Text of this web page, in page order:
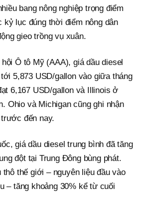
bang nông nghiệp trọng điểm
kỷ lục đúng thời điểm nông dân
gieo trồng vụ xuân.
Ô tô Mỹ (AAA), giá dầu diesel
5,873 USD/gallon vào giữa tháng
6,167 USD/gallon và Illinois ở
Ohio và Michigan cũng ghi nhận
đến nay.
giá dầu diesel trung bình đã tăng
đột tại Trung Đông bùng phát.
thô thế giới – nguyên liệu đầu vào
– tăng khoảng 30% kể từ cuối